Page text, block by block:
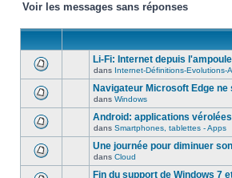
Voir les messages sans réponses
Li-Fi: Internet depuis l'ampoule
dans Internet-Définitions-Evolutions-
Navigateur Microsoft Edge
dans Windows
Android: applications vérolées
dans Smartphones, tablettes - Apps
Une journée pour diminuer
dans Cloud
Fin du support de Windows 7